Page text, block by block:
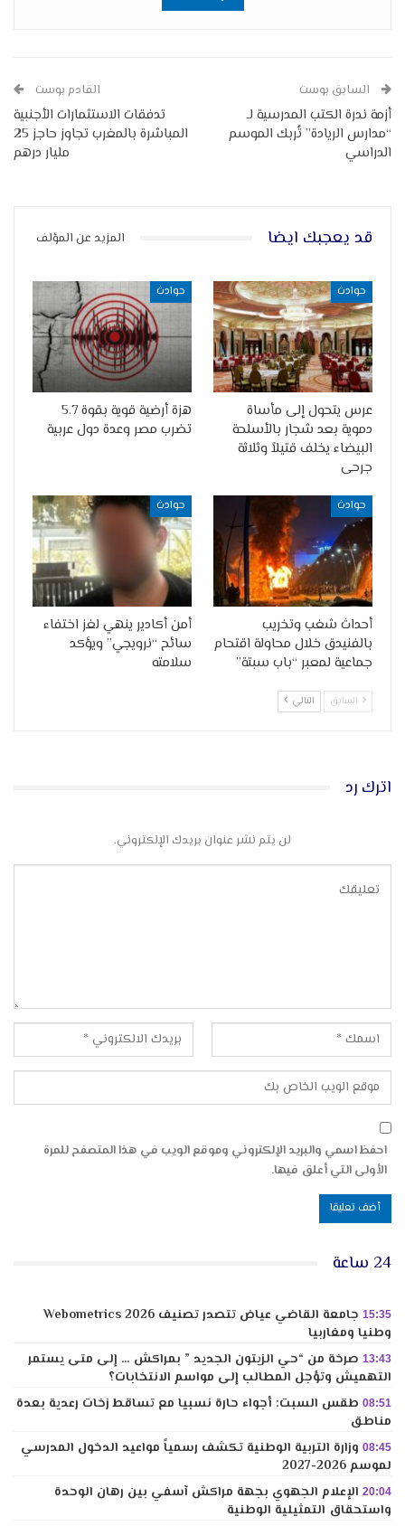
السابق بوست
أزمة ندرة الكتب المدرسية لـ
“مدارس الريادة” تُربك الموسم
الدراسي
القادم بوست
تدفقات الاستثمارات الأجنبية
المباشرة بالمغرب تجاوز حاجز 25
مليار درهم
قد يعجبك ايضا المزيد عن المؤلف
حوادث
عرس يتحول إلى مأساة
دموية بعد شجار بالأسلحة
البيضاء يخلف قتيلاً وثلاثة
جرحى
حوادث
هزة أرضية قوية بقوة 5.7
تضرب مصر وعدة دول عربية
حوادث
أحداث شغب وتخريب
بالفنيدق خلال محاولة اقتحام
جماعية لمعبر “باب سبتة”
حوادث
أمن أكادير ينهي لغز اختفاء
سائح “نرويجي” ويؤكد
سلامته
السابق التالي
اترك رد
لن يتم نشر عنوان بريدك الإلكتروني.
احفظ اسمي والبريد الإلكتروني وموقع الويب في هذا المتصفح للمرة
الأولى التي أعلق فيها.
24 ساعة
15:35
جامعة القاضي عياض تتصدر تصنيف Webometrics 2026
وطنيا ومغاربيا
13:43 صرخة من “حي الزيتون الجديد ” بمراكش … إلى متى يستمر
التهميش وتؤجل المطالب إلى مواسم الانتخابات؟
08:51 طقس السبت: أجواء حارة نسبيا مع تساقط زخات رعدية بعدة
مناطق
08:45 وزارة التربية الوطنية تكشف رسمياً مواعيد الدخول المدرسي
لموسم 2026-2027
20:04 الإعلام الجهوي بجهة مراكش آسفي بين رهان الوحدة
واستحقاق التمثيلية الوطنية